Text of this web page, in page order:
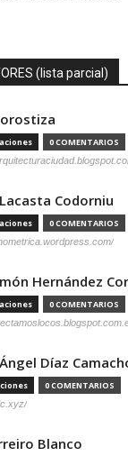
(lista parcial)
0 COMENTARIOS
Codorniu
0 COMENTARIOS
Hernández
0 COMENTARIOS
Díaz
0 COMENTARIOS
Blanco